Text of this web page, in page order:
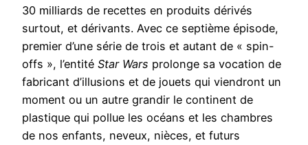
30 milliards de recettes en produits dérivés
surtout, et dérivants. Avec ce septième épisode,
premier d’une série de trois et autant de « spin-
offs », l’entité Star Wars prolonge sa vocation de
fabricant d’illusions et de jouets qui viendront un
moment ou un autre grandir le continent de
plastique qui pollue les océans et les chambres
de nos enfants, neveux, nièces, et futurs